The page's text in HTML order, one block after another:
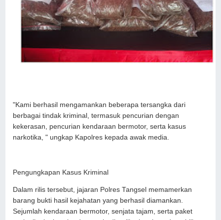
"Kami berhasil mengamankan beberapa tersangka dari
berbagai tindak kriminal, termasuk pencurian dengan
kekerasan, pencurian kendaraan bermotor, serta kasus
narkotika, " ungkap Kapolres kepada awak media.
Pengungkapan Kasus Kriminal
Dalam rilis tersebut, jajaran Polres Tangsel memamerkan
barang bukti hasil kejahatan yang berhasil diamankan.
Sejumlah kendaraan bermotor, senjata tajam, serta paket